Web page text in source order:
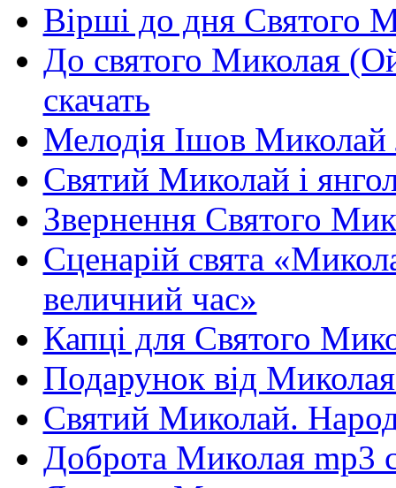
Вірші до дня Святого
До святого Миколая
скачать
Мелодія Ішов
Святий Миколай і
Звернення Святого
Сценарій свята
величний час»
Капці для Святого
Подарунок від
Святий Миколай.
Доброта Миколая mp3